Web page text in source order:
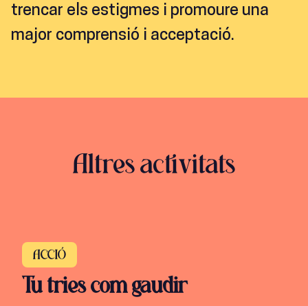
trencar els estigmes i promoure una
major comprensió i acceptació.
Altres activitats
ACCIÓ
Tu tries com gaudir